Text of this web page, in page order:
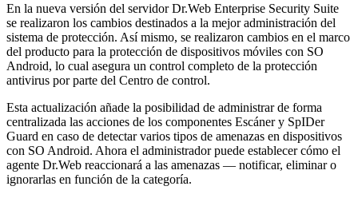
En la nueva versión del servidor Dr.Web Enterprise Security Suite
se realizaron los cambios destinados a la mejor administración del
sistema de protección. Así mismo, se realizaron cambios en el marco
del producto para la protección de dispositivos móviles con SO
Android, lo cual asegura un control completo de la protección
antivirus por parte del Centro de control.
Esta actualización añade la posibilidad de administrar de forma
centralizada las acciones de los componentes Escáner y SpIDer
Guard en caso de detectar varios tipos de amenazas en dispositivos
con SO Android. Ahora el administrador puede establecer cómo el
agente Dr.Web reaccionará a las amenazas — notificar, eliminar o
ignorarlas en función de la categoría.